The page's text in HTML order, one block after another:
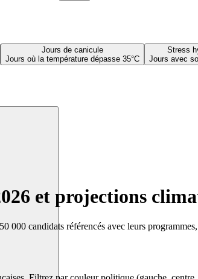
Jours de canicule
Jours où la température dépasse 35°C
Stress
Jours avec
et projections
candidats référencés avec leurs